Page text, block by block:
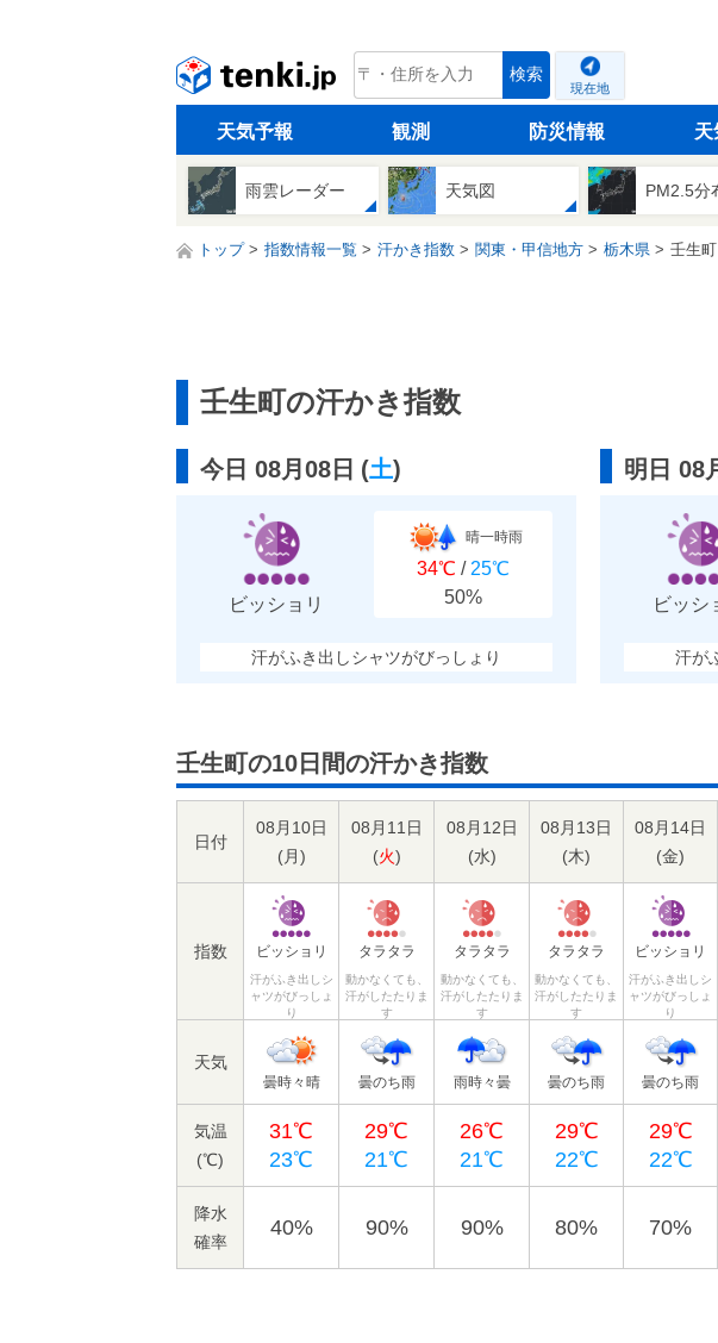
tenki.jp 検索
現在地
天気予報 観測 防災情報 天
雨雲レーダー 天気図 PM2.5分
トップ 指数情報一覧 汗かき指数 関東・甲信地方 栃木県 壬生町
壬生町の汗かき指数
今日 08月08日 (土)
ビッショリ
晴一時雨
34℃ / 25℃
50%
汗がふき出しシャツがびっしょり
明日 08
ビッシ
汗が
壬生町の10日間の汗かき指数
日付
08月10日
(月)
08月11日
(火)
08月12日
(水)
08月13日
(木)
08月14日
(金)
指数 ビッショリ
汗がふき出しシ
ャツがびっしょ
り
タラタラ
動かなくても、
汗がしたたりま
す
タラタラ
動かなくても、
汗がしたたりま
す
タラタラ
動かなくても、
汗がしたたりま
す
ビッショリ
汗がふき出しシ
ャツがびっしょ
り
天気
曇時々晴 曇のち雨 雨時々曇 曇のち雨 曇のち雨
気温
(℃)
31℃
23℃
29℃
21℃
26℃
21℃
29℃
22℃
29℃
22℃
降水
確率
40% 90% 90% 80% 70%